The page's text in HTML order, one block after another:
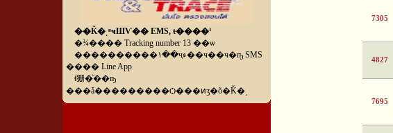
��Ǩ�ͺʶҹШѴ�� EMS, ŧ����¹
�¾���� Tracking number 13 ��ѡ
����������١��ҷء��ҹ��ҹ�ҧ SMS
���� Line App
ŧ㹪�ͧ��ҧ
���ǡ���������Ѻ���ͷӡ�õ�Ǩ�ͺ
7305
4827
7695